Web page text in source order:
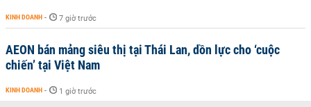
KINH DOANH - 7 giờ trước
AEON bán mảng siêu thị tại Thái Lan, dồn lực cho ‘cuộc
chiến’ tại Việt Nam
KINH DOANH - 1 giờ trước